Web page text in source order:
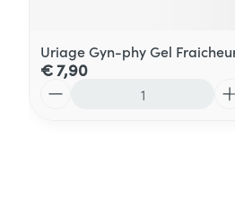
Uriage Gyn-phy Gel
€ 7,90